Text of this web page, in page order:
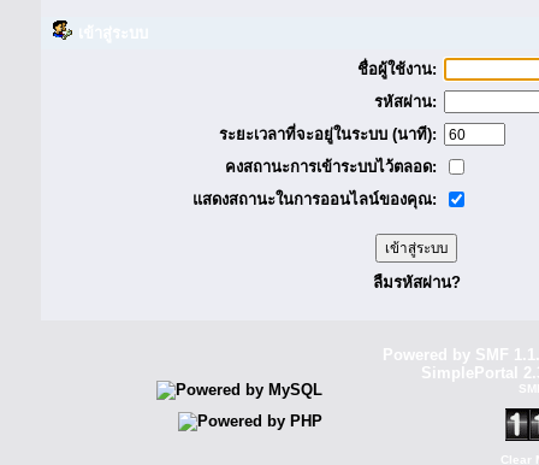
ชื่อผู้ใช้งาน:
รหัสผ่าน:
ระยะเวลาที่จะอยู่ในระบบ (นาที):
คงสถานะการเข้าระบบไว้ตลอด:
แสดงสถานะในการออนไลน์ของคุณ:
ลืมรหัสผ่าน?
Powered by SMF
SimplePortal
Clear